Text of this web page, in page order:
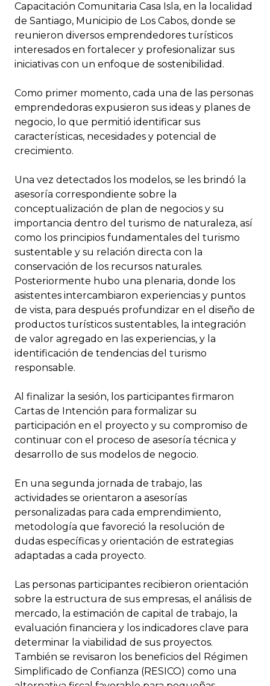
Capacitación Comunitaria Casa Isla, en la localidad
de Santiago, Municipio de Los Cabos, donde se
reunieron diversos emprendedores turísticos
interesados en fortalecer y profesionalizar sus
iniciativas con un enfoque de sostenibilidad.
Como primer momento, cada una de las personas
emprendedoras expusieron sus ideas y planes de
negocio, lo que permitió identificar sus
características, necesidades y potencial de
crecimiento.
Una vez detectados los modelos, se les brindó la
asesoría correspondiente sobre la
conceptualización de plan de negocios y su
importancia dentro del turismo de naturaleza, así
como los principios fundamentales del turismo
sustentable y su relación directa con la
conservación de los recursos naturales.
Posteriormente hubo una plenaria, donde los
asistentes intercambiaron experiencias y puntos
de vista, para después profundizar en el diseño de
productos turísticos sustentables, la integración
de valor agregado en las experiencias, y la
identificación de tendencias del turismo
responsable.
Al finalizar la sesión, los participantes firmaron
Cartas de Intención para formalizar su
participación en el proyecto y su compromiso de
continuar con el proceso de asesoría técnica y
desarrollo de sus modelos de negocio.
En una segunda jornada de trabajo, las
actividades se orientaron a asesorías
personalizadas para cada emprendimiento,
metodología que favoreció la resolución de
dudas específicas y orientación de estrategias
adaptadas a cada proyecto.
Las personas participantes recibieron orientación
sobre la estructura de sus empresas, el análisis de
mercado, la estimación de capital de trabajo, la
evaluación financiera y los indicadores clave para
determinar la viabilidad de sus proyectos.
También se revisaron los beneficios del Régimen
Simplificado de Confianza (RESICO) como una